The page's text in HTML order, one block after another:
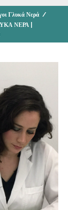
Γλυκά Νερά /
ΝΕΡΑ |